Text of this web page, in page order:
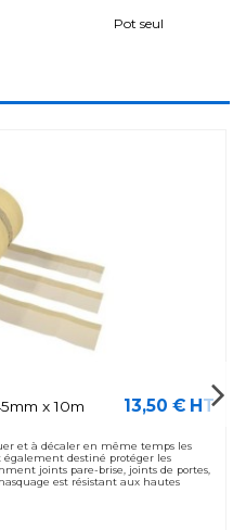
Pot seul
x 10m 13,50 € HT
et à décaler en même temps les
également destiné protéger les
joints pare-brise, joints de portes,
est résistant aux hautes